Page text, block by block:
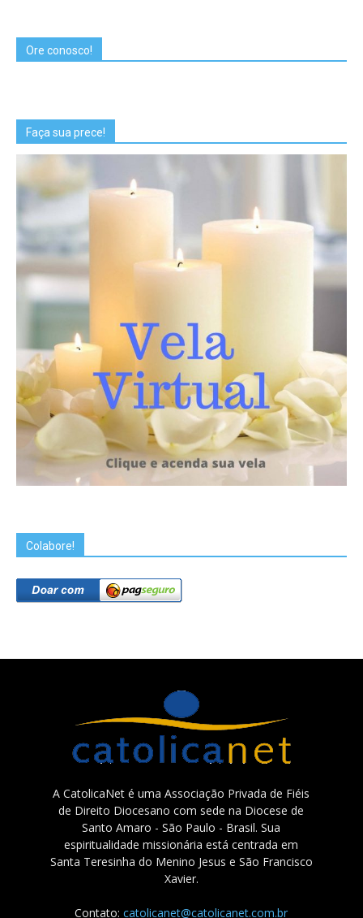
Ore conosco!
Faça sua prece!
Colabore!
A CatolicaNet é uma Associação Privada de Fiéis
de Direito Diocesano com sede na Diocese de
Santo Amaro - São Paulo - Brasil. Sua
espiritualidade missionária está centrada em
Santa Teresinha do Menino Jesus e São Francisco
Xavier.
Contato:catolicanet@catolicanet.com.br